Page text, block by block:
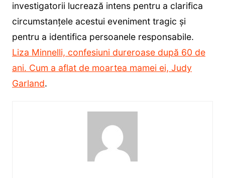
investigatorii lucrează intens pentru a clarifica
circumstanțele acestui eveniment tragic și
pentru a identifica persoanele responsabile.
Liza Minnelli, confesiuni dureroase după 60 de
ani. Cum a aflat de moartea mamei ei, Judy
Garland.